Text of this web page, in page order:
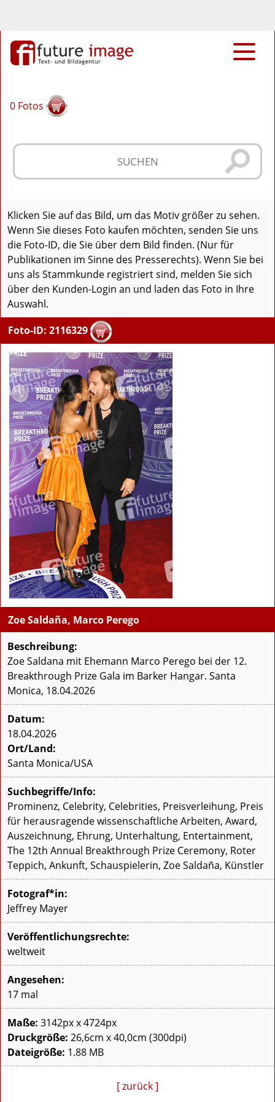
0 Fotos
Klicken Sie auf das Bild, um das Motiv größer zu sehen.
Wenn Sie dieses Foto kaufen möchten, senden Sie uns
die Foto-ID, die Sie über dem Bild finden. (Nur für
Publikationen im Sinne des Presserechts). Wenn Sie bei
uns als Stammkunde registriert sind, melden Sie sich
über den Kunden-Login an und laden das Foto in Ihre
Auswahl.
Foto-ID: 2116329
Zoe Saldaña, Marco Perego
Beschreibung:
Zoe Saldana mit Ehemann Marco Perego bei der 12.
Breakthrough Prize Gala im Barker Hangar. Santa
Monica, 18.04.2026
Datum:
18.04.2026
Ort/Land:
Santa Monica/USA
Suchbegriffe/Info:
Prominenz, Celebrity, Celebrities, Preisverleihung, Preis
für herausragende wissenschaftliche Arbeiten, Award,
Auszeichnung, Ehrung, Unterhaltung, Entertainment,
The 12th Annual Breakthrough Prize Ceremony, Roter
Teppich, Ankunft, Schauspielerin, Zoe Saldaña, Künstler
Fotograf*in:
Jeffrey Mayer
Veröffentlichungsrechte:
weltweit
Angesehen:
17 mal
Maße: 3142px x 4724px
Druckgröße: 26,6cm x 40,0cm (300dpi)
Dateigröße: 1.88 MB
[ zurück ]